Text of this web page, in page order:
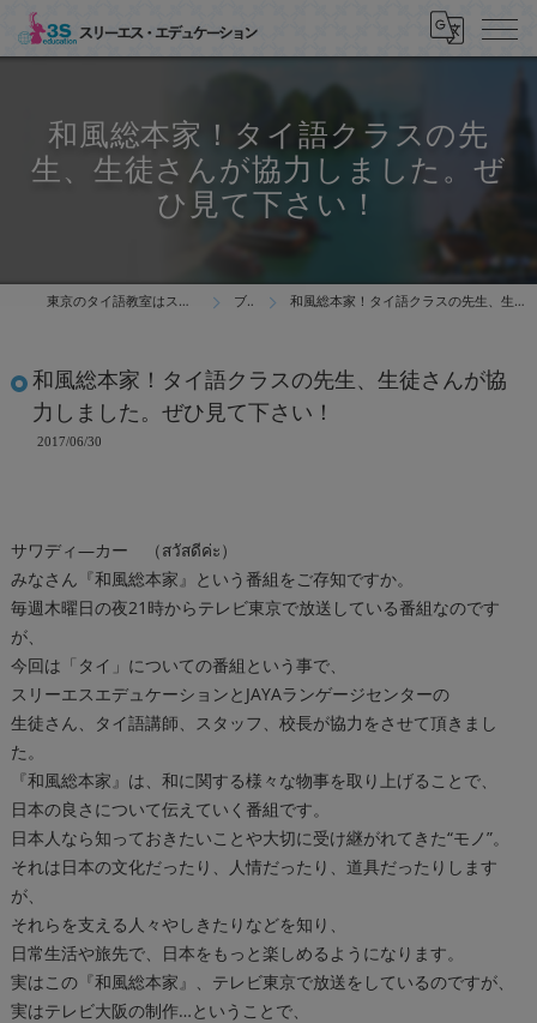
和風総本家！タイ語クラスの先
生、生徒さんが協力しました。ぜ
ひ見て下さい！
東京のタイ語教室はスリーエス・エデュケーション ブログ 和風総本家！タイ語クラスの先生、生徒さんが協力しました。ぜひ見て下さい！
和風総本家！タイ語クラスの先生、生徒さんが協
力しました。ぜひ見て下さい！
2017/06/30
サワディ―カー （สวัสดีค่ะ）
みなさん『和風総本家』という番組をご存知ですか。
毎週木曜日の夜21時からテレビ東京で放送している番組なのです
が、
今回は「タイ」についての番組という事で、
スリーエスエデュケーションとJAYAランゲージセンターの
生徒さん、タイ語講師、スタッフ、校長が協力をさせて頂きまし
た。
『和風総本家』 は、和に関する様々な物事を取り上げることで、
日本の良さについて伝えていく番組です。
日本人なら知っておきたいことや大切に受け継がれてきた“モノ”。
それは日本の文化だったり、人情だったり、道具だったりします
が、
それらを支える人々やしきたりなどを知り、
日常生活や旅先で、日本をもっと楽しめるようになります。
実はこの『和風総本家』、 テレビ東京で放送をしているのですが、
実はテレビ大阪の制作…ということで、